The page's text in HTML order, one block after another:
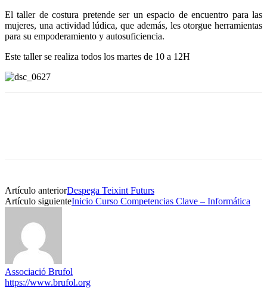
El taller de costura pretende ser un espacio de encuentro para las
mujeres, una actividad lúdica, que además, les otorgue herramientas
para su empoderamiento y autosuficiencia.
Este taller se realiza todos los martes de 10 a 12H
Artículo anteriorDespega Teixint Futurs
Artículo siguienteInicio Curso Competencias Clave – Informática
Associació Brufol
https://www.brufol.org